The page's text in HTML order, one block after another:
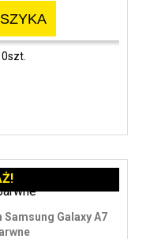
0szt.
Galaxy A7